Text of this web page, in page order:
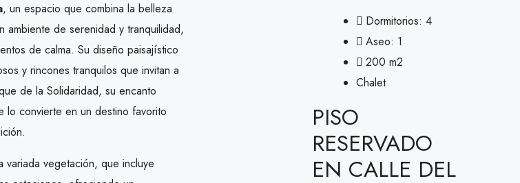
, un espacio que combina la belleza
ambiente de serenidad y tranquilidad,
de calma. Su diseño paisajístico
y rincones tranquilos que invitan a
de la Solidaridad, su encanto
lo convierte en un destino favorito
variada vegetación, que incluye
Dormitorios: 4
Aseo: 1
200 m2
Chalet
PISO
RESERVADO
EN CALLE DEL